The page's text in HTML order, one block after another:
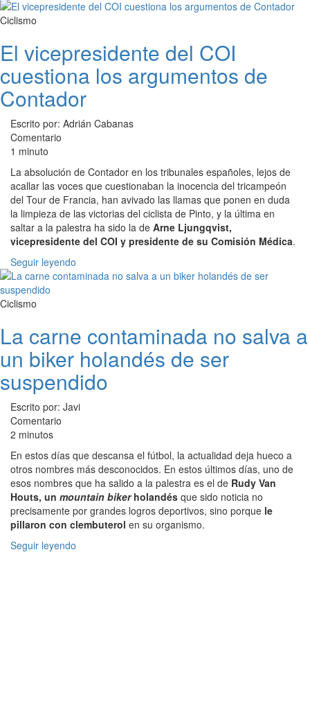
Ciclismo
El vicepresidente del COI
cuestiona los argumentos de
Contador
Escrito por: Adrián Cabanas
Comentario
1 minuto
La absolución de Contador en los tribunales españoles, lejos de
acallar las voces que cuestionaban la inocencia del tricampeón
del Tour de Francia, han avivado las llamas que ponen en duda
la limpieza de las victorias del ciclista de Pinto, y la última en
saltar a la palestra ha sido la de Arne Ljungqvist,
vicepresidente del COI y presidente de su Comisión Médica.
Seguir leyendo
Ciclismo
La carne contaminada no salva a
un biker holandés de ser
suspendido
Escrito por: Javi
Comentario
2 minutos
En estos días que descansa el fútbol, la actualidad deja hueco a
otros nombres más desconocidos. En estos últimos días, uno de
esos nombres que ha salido a la palestra es el de Rudy Van
Houts, un mountain bikerholandés que sido noticia no
precisamente por grandes logros deportivos, sino porque le
pillaron con clembuterol en su organismo.
Seguir leyendo